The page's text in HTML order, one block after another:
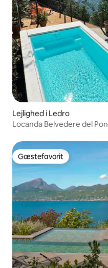
Lejlighed i Ledro
Locanda Belvedere del
Gæstefavorit
Gæstefavorit